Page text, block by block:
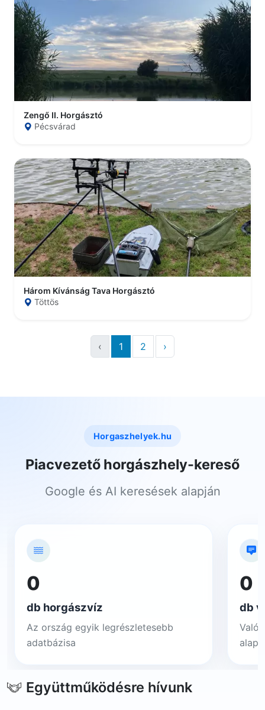
Zengő II. Horgásztó
Pécsvárad
Három Kívánság Tava Horgásztó
Töttös
‹ 1 2 ›
Horgaszhelyek.hu
Piacvezető horgászhely-kereső
Google és AI keresések alapján
0
db horgászvíz
Az ország egyik legrészletesebb
adatbázisa
0
db
Együttműködésre hívunk